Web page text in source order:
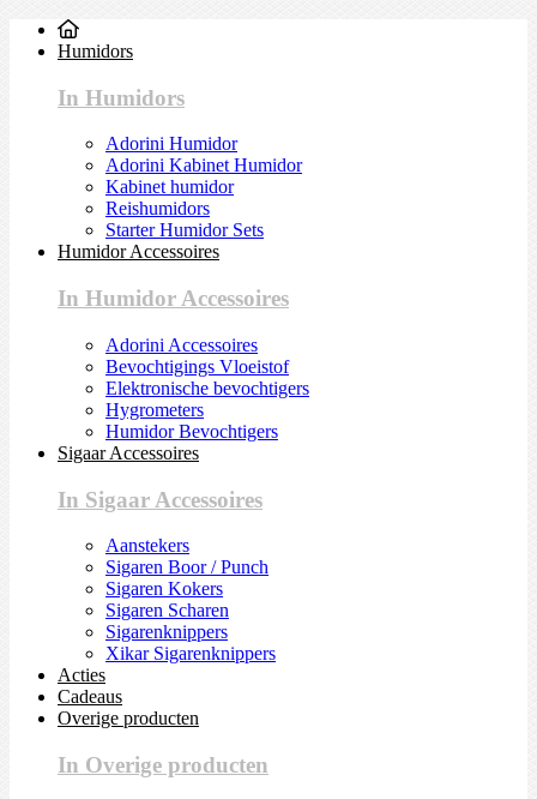
Humidors
In Humidors
Adorini Humidor
Adorini Kabinet Humidor
Kabinet humidor
Reishumidors
Starter Humidor Sets
Humidor Accessoires
In Humidor Accessoires
Adorini Accessoires
Bevochtigings Vloeistof
Elektronische bevochtigers
Hygrometers
Humidor Bevochtigers
Sigaar Accessoires
In Sigaar Accessoires
Aanstekers
Sigaren Boor / Punch
Sigaren Kokers
Sigaren Scharen
Sigarenknippers
Xikar Sigarenknippers
Acties
Cadeaus
Overige producten
In Overige producten